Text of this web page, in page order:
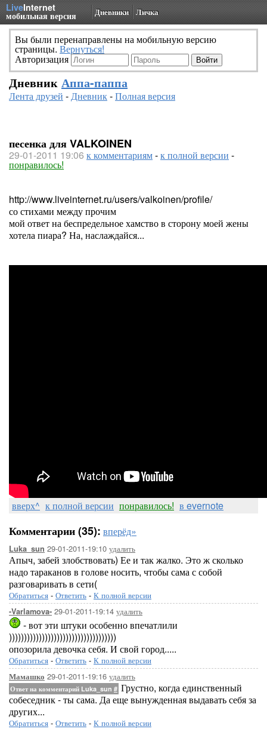
LiveInternet
мобильная версия Дневники Личка
Вы были перенаправлены на мобильную версию
страницы. Вернуться!
Авторизация
Дневник Аппа-паппа
Лента друзей -Дневник-Полная версия
песенка для VALKOINEN
29-01-2011 19:06 к комментариям-к полной версии -
понравилось!
http://www.liveinternet.ru/users/valkoinen/profile/
со стихами между прочим
мой ответ на беспредельное хамство в сторону моей жены
хотела пиара? На, наслаждайся...
вверх^ к полной версии понравилось! в evernote
Комментарии (35): вперёд»
Luka_sun 29-01-2011-19:10 удалить
Апыч, забей злобствовать) Ее и так жалко. Это ж сколько
надо тараканов в голове носить, чтобы сама с собой
разговаривать в сети(
Обратиться - Ответить - К полной версии
-Varlamova- 29-01-2011-19:14 удалить
- вот эти штуки особенно впечатлили
))))))))))))))))))))))))))))))))))))
опозорила девочка себя. И свой город.....
Обратиться - Ответить - К полной версии
Мамашко 29-01-2011-19:16 удалить
Ответ на комментарий Luka_sun # Грустно, когда единственный
собеседник - ты сама. Да еще вынужденная выдавать себя за
других...
Обратиться - Ответить - К полной версии